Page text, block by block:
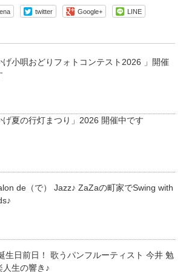
twitter Google+ LINE
げ小唄おどりフォトコンテスト2026 」開催
げ夏の行灯まつり」2026 開催中です
de（で） Jazz♪ ZaZaの町家でSwing with
生日前日！ 歌うパンフルーティスト 今井 勉
人生の響き♪